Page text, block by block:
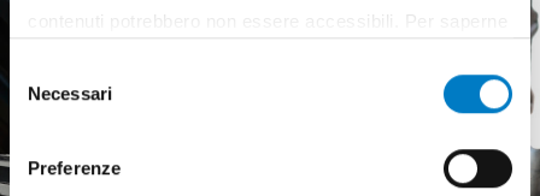
contenuti potrebbero non essere accessibili. Per saperne
all’utilizzo di tutti, o solamente di alcuni di essi, ti
delNecessari
Preferenze